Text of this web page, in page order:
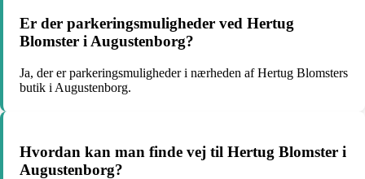
Er der parkeringsmuligheder ved Hertug
Blomster i Augustenborg?
Ja, der er parkeringsmuligheder i nærheden af Hertug Blomsters
butik i Augustenborg.
Hvordan kan man finde vej til Hertug Blomster i
Augustenborg?